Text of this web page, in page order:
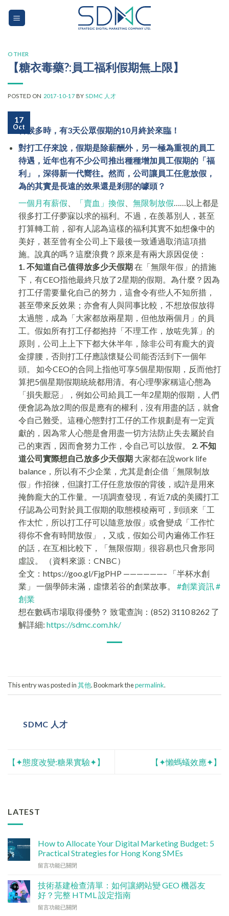
OTHER
【糖衣毒藥?:員工福利假期無上限】
POSTED ON 2017-10-17 BY SDMC 人才
17
Oct苦候多時，有3天公眾假期的10月終於來臨！
對打工仔來說，假期是除薪酬外，另一極為重視的員工
待遇，近年也有不少公司推出種種增加員工假期的「福
利」，深得新一代嚮往。然而，公司讓員工任意放假，
為的其實是長遠的效果還是剎那的噱頭？
一個月有薪假
「賣血」換假 無限制放假……以上都是
很多打工仔夢寐以求的福利。不過，在羨慕別人，甚至
打算轉工前，卻有人認為這樣的福利其實不如想像中的
美好，甚至曾有全公司上下最後一致通過取消這項措
施。說真的嗎？這麼浪費？原來是有兩大原因促使：
1. 不知道自己值得放多少天假期在「無限年假」的措施
下，有CEO指他最終只放了2星期的假期。為什麼？因為
打工仔需要量化自己的努力，這會令有些人不知所措，
甚至帶來反效果；亦會有人與同事比較，不想放假放得
太過態，成為「大家都放兩星期，但他放兩個月」的員
工。假如所有打工仔都抱持「不理工作，放咗先算」的
原則，公司上上下下都大休半年，除非公司有龐大的資
金撐腰，否則打工仔應該懷疑公司能否活到下一個年
頭。 如今CEO的合同上指他可享5個星期假期，反而他打
算把5個星期假期統統都用清。有心理學家稱這心態為
「損失厭惡」，例如公司給員工一年2星期的假期，人們
便會認為放2周的假是應有的權利，沒有用盡的話，就會
令自己難受。這種心態對打工仔的工作規劃是有一定貢
獻的，因為常人心態是會用盡一切方法防止失去屬於自
己的東西，因而會努力工作，令自己可以放假。 2. 不知
道公司實際想自己放多少天假期大家都在說work life
balance，所以有不少企業，尤其是創企借「無限制放
假」作招徠，但讓打工仔任意放假的背後，或許是用來
掩飾龐大的工作量。一項調查發現，有近7成的美國打工
仔認為公司對於員工假期的取態模稜兩可，到頭來「工
作太忙，所以打工仔可以隨意放假」或會變成「工作忙
得你不會有時間放假」，又或，假如公司內遍佈工作狂
的話，在互相比較下，「無限假期」很容易也只會形同
虛設。 （資料來源：CNBC）
全文：https://goo.gl/FjgPHP ——————– 「半杯水創
業」 一個學師未滿，虛懷若谷的創業故事。 #創業資訊#
創業
想在數碼市場取得優勢？ 致電查詢：(852) 3110 8262 了
解詳細: https://sdmc.com.hk/
This entry was posted in其他. Bookmark thepermalink.
SDMC 人才
【✦態度改變:糖果實驗✦】 【✦懶螞蟻效應✦】
LATEST
How to Allocate Your Digital Marketing Budget: 5
Practical Strategies for Hong Kong SMEs
在
碼
行
銷
預
留言功能已關閉
技術基建檢查清單：如何讓網站變 GEO 機器友
好？完整 HTML 設定指南
在
留言功能已關閉